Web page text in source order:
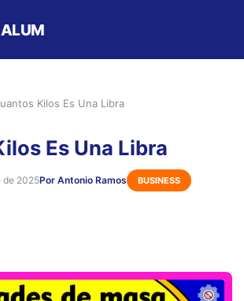
Kilos Es Una Libra
Es Una Libra
de 2025Por Antonio Ramos BUSINESS